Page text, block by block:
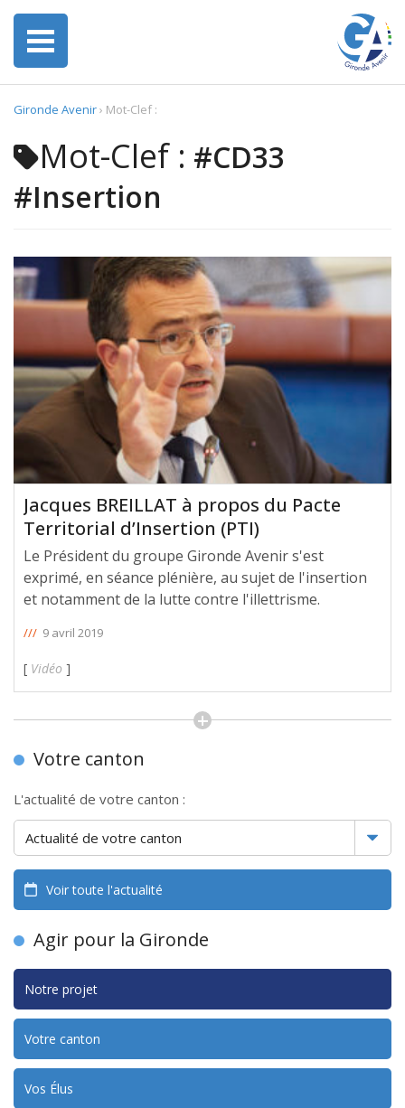
Gironde Avenir› Mot-Clef :
Mot-Clef : #CD33
#Insertion
Jacques BREILLAT à propos du Pacte
Territorial d’Insertion (PTI)
Le Président du groupe Gironde Avenir s'est
exprimé, en séance plénière, au sujet de l'insertion
et notamment de la lutte contre l'illettrisme.
/// 9 avril 2019
[ Vidéo ]
Votre canton
L'actualité de votre canton :
Voir toute l'actualité
Agir pour la Gironde
Notre projet
Votre canton
Vos Élus